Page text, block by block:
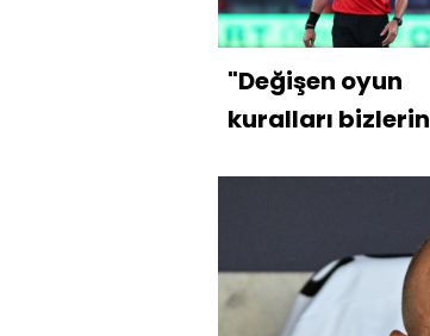
"Değişen oyun
kuralları bizlerin